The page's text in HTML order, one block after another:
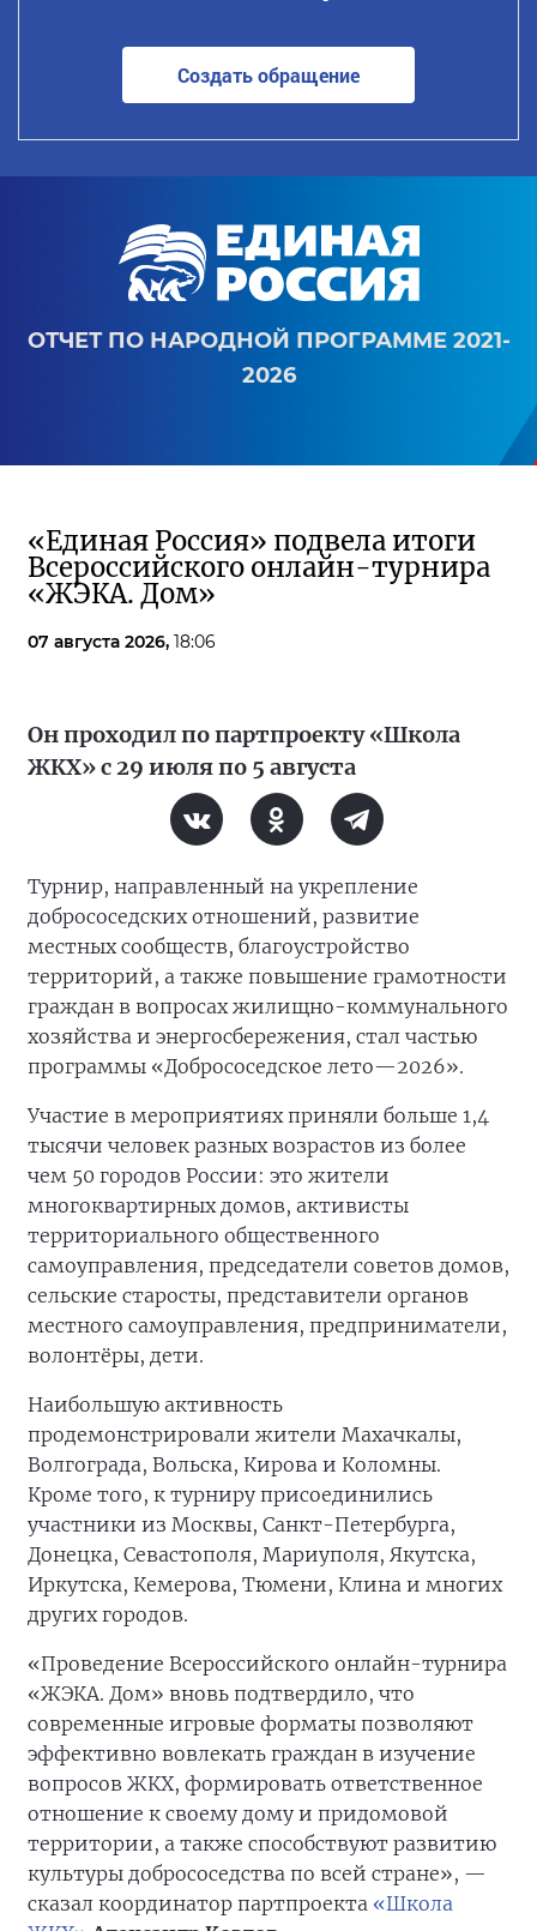
Создать обращение
ОТЧЕТ ПО НАРОДНОЙ ПРОГРАММЕ 2021-
2026
«Единая Россия» подвела итоги
Всероссийского онлайн-турнира
«ЖЭКА. Дом»
07 августа 2026, 18:06
Он проходил по партпроекту «Школа
ЖКХ» с 29 июля по 5 августа
Турнир, направленный на укрепление
добрососедских отношений, развитие
местных сообществ, благоустройство
территорий, а также повышение грамотности
граждан в вопросах жилищно-коммунального
хозяйства и энергосбережения, стал частью
программы «Добрососедское лето—2026».
Участие в мероприятиях приняли больше 1,4
тысячи человек разных возрастов из более
чем 50 городов России: это жители
многоквартирных домов, активисты
территориального общественного
самоуправления, председатели советов домов,
сельские старосты, представители органов
местного самоуправления, предприниматели,
волонтёры, дети.
Наибольшую активность
продемонстрировали жители Махачкалы,
Волгограда, Вольска, Кирова и Коломны.
Кроме того, к турниру присоединились
участники из Москвы, Санкт-Петербурга,
Донецка, Севастополя, Мариуполя, Якутска,
Иркутска, Кемерова, Тюмени, Клина и многих
других городов.
«Проведение Всероссийского онлайн-турнира
«ЖЭКА. Дом» вновь подтвердило, что
современные игровые форматы позволяют
эффективно вовлекать граждан в изучение
вопросов ЖКХ, формировать ответственное
отношение к своему дому и придомовой
территории, а также способствуют развитию
культуры добрососедства по всей стране», —
сказал координатор партпроекта «Школа